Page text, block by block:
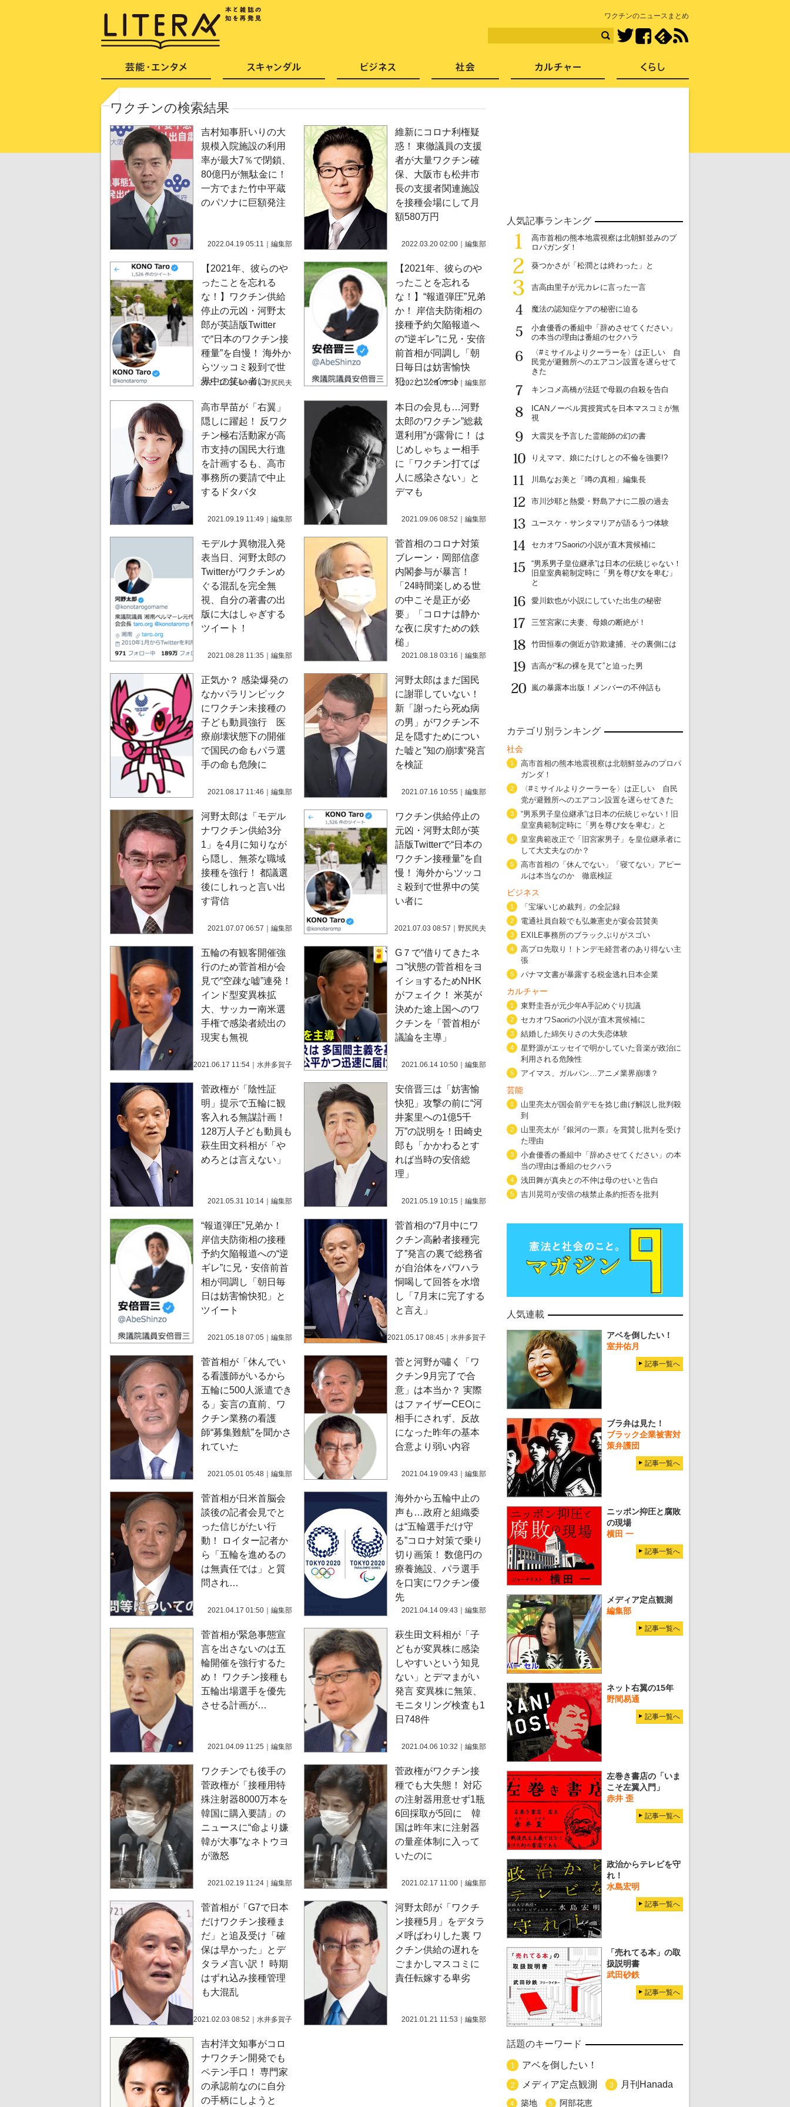
ワクチンのニュースまとめ
TwitterFacebook
ワクチンの検索結果
吉村知事肝いりの大
規模入院施設の利用
率が最大7％で閉鎖、
80億円が無駄金に！
一方でまた竹中平蔵
のパソナに巨額発注
2022.04.19 05:11 編集部
維新にコロナ利権疑
惑！ 東徹議員の支援
者が大量ワクチン確
保、大阪市も松井市
長の支援者関連施設
を接種会場にして月
額580万円
2022.03.20 02:00 編集部
【2021年、彼らのや
ったことを忘れる
な！】ワクチン供給
停止の元凶・河野太
郎が英語版Twitter
で“日本のワクチン接
種量”を自慢！ 海外か
らツッコミ殺到で世
界中の笑い者に
2021.12.31 06:00｜野尻民夫
【2021年、彼らのや
ったことを忘れる
な！】“報道弾圧”兄弟
か！ 岸信夫防衛相の
接種予約欠陥報道へ
の“逆ギレ”に兄・安倍
前首相が同調し「朝
日毎日は妨害愉快
犯」とツイート
2021.12.28 09:30｜ 編集部
高市早苗が「右翼」
隠しに躍起！ 反ワク
チン極右活動家が高
市支持の国民大行進
を計画するも、高市
事務所の要請で中止
するドタバタ
2021.09.19 11:49 編集部
本日の会見も…河野
太郎のワクチン”総裁
選利用”が露骨に！ は
じめしゃちょー相手
に「ワクチン打てば
人に感染さない」と
デマも
2021.09.06 08:52 編集部
モデルナ異物混入発
表当日、河野太郎の
Twitterがワクチンめ
ぐる混乱を完全無
視、自分の著書の出
版に大はしゃぎする
ツイート！
2021.08.28 11:35 編集部
菅首相のコロナ対策
ブレーン・岡部信彦
内閣参与が暴言！
「24時間楽しめる世
の中こそ是正が必
要」「コロナは静か
な夜に戻すための鉄
槌」
2021.08.18 03:16 編集部
正気か？ 感染爆発の
なかパラリンピック
にワクチン未接種の
子ども動員強行 医
療崩壊状態下の開催
で国民の命もパラ選
手の命も危険に
2021.08.17 11:46 編集部
河野太郎はまだ国民
に謝罪していない！
新「謝ったら死ぬ病
の男」がワクチン不
足を隠すためについ
た嘘と”知の崩壊“発言
を検証
2021.07.16 10:55 編集部
河野太郎は「モデル
ナワクチン供給3分
1」を4月に知りなが
ら隠し、無茶な職域
接種を強行！ 都議選
後にしれっと言い出
す背信
2021.07.07 06:57 編集部
ワクチン供給停止の
元凶・河野太郎が英
語版Twitterで“日本の
ワクチン接種量”を自
慢！ 海外からツッコ
ミ殺到で世界中の笑
い者に
2021.07.03 08:57 野尻民夫
五輪の有観客開催強
行のため菅首相が会
見で“空疎な嘘”連発！
インド型変異株拡
大、サッカー南米選
手権で感染者続出の
現実も無視
2021.06.17 11:54 水井多賀子
G７で“借りてきたネ
コ”状態の菅首相をヨ
イショするためNHK
がフェイク！ 米英が
決めた途上国へのワ
クチンを「菅首相が
議論を主導」
2021.06.14 10:50 編集部
菅政権が「陰性証
明」提示で五輪に観
客入れる無謀計画！
128万人子ども動員も
萩生田文科相が「や
めろとは言えない」
2021.05.31 10:14 編集部
安倍晋三は「妨害愉
快犯」攻撃の前に“河
井案里への1億5千
万”の説明を！田崎史
郎も「かかわるとす
れば当時の安倍総
理」
2021.05.19 10:15 編集部
“報道弾圧”兄弟か！
岸信夫防衛相の接種
予約欠陥報道への“逆
ギレ”に兄・安倍前首
相が同調し「朝日毎
日は妨害愉快犯」と
ツイート
2021.05.18 07:05 編集部
菅首相の“7月中にワ
クチン高齢者接種完
了”発言の裏で総務省
が自治体をパワハラ
恫喝して回答を水増
し「7月末に完了する
と言え」
2021.05.17 08:45 水井多賀子
菅首相が「休んでい
る看護師がいるから
五輪に500人派遣でき
る」妄言の直前、ワ
クチン業務の看護
師“募集難航”を聞かさ
れていた
2021.05.01 05:48 編集部
菅と河野が嘯く「ワ
クチン9月完了で合
意」は本当か？ 実際
はファイザーCEOに
相手にされず、反故
になった昨年の基本
合意より弱い内容
2021.04.19 09:43 編集部
菅首相が日米首脳会
談後の記者会見でと
った信じがたい行
動！ ロイター記者か
ら「五輪を進めるの
は無責任では」と質
問され…
2021.04.17 01:50 編集部
海外から五輪中止の
声も…政府と組織委
は“五輪選手だけ守
る”コロナ対策で乗り
切り画策！ 数億円の
療養施設、パラ選手
を口実にワクチン優
先
2021.04.14 09:43 編集部
菅首相が緊急事態宣
言を出さないのは五
輪開催を強行するた
め！ ワクチン接種も
五輪出場選手を優先
させる計画が…
2021.04.09 11:25 編集部
萩生田文科相が「子
どもが変異株に感染
しやすいという知見
ない」とデマまがい
発言 変異株に無策、
モニタリング検査も1
日748件
2021.04.06 10:32 編集部
ワクチンでも後手の
菅政権が「接種用特
殊注射器8000万本を
韓国に購入要請」の
ニュースに“命より嫌
韓が大事”なネトウヨ
が激怒
2021.02.19 11:24 編集部
菅政権がワクチン接
種でも大失態！ 対応
の注射器用意せず1瓶
6回採取が5回に 韓
国は昨年末に注射器
の量産体制に入って
いたのに
2021.02.17 11:00 編集部
菅首相が「G7で日本
だけワクチン接種ま
だ」と追及受け「確
保は早かった」とデ
タラメ言い訳！ 時期
はずれ込み接種管理
も大混乱
2021.02.03 08:52 水井多賀子
河野太郎が「ワクチ
ン接種5月」をデタラ
メ呼ばわりした裏 ワ
クチン供給の遅れを
ごまかしマスコミに
責任転嫁する卑劣
2021.01.21 11:53 編集部
吉村洋文知事がコロ
ナワクチン開発でも
ペテン手口！ 専門家
の承認前なのに自分
の手柄にしようと
人気記事ランキング
1
高市首相の熊本地震視察は北朝鮮並みのプ
ロパガンダ！
2
葵つかさが「松潤とは終わった」と
3
吉高由里子が元カレに言った一言
4
魔法の認知症ケアの秘密に迫る
5
小倉優香の番組中「辞めさせてください」
の本当の理由は番組のセクハラ
6
〈#ミサイルよりクーラーを〉は正しい 自
民党が避難所へのエアコン設置を遅らせて
きた
7
キンコメ高橋が法廷で母親の自殺を告白
8
ICANノーベル賞授賞式を日本マスコミが無
視
9
大震災を予言した霊能師の幻の書
10
りえママ、娘にたけしとの不倫を強要!?
11
川島なお美と「噂の真相」編集長
12
市川沙耶と熱愛・野島アナに二股の過去
13
ユースケ・サンタマリアが語るうつ体験
14
セカオワSaoriの小説が直木賞候補に
15
“男系男子皇位継承”は日本の伝統じゃない！
旧皇室典範制定時に「男を尊び女を卑む」
と
16
愛川欽也が小説にしていた出生の秘密
17
三笠宮家に夫妻、母娘の断絶が！
18
竹田恒泰の側近が詐欺逮捕、その裏側には
19
吉高が“私の裸を見て”と迫った男
20
嵐の暴露本出版！メンバーの不仲話も
カテゴリ別ランキング
社会
1
高市首相の熊本地震視察は北朝鮮並みのプロパ
ガンダ！
2
〈#ミサイルよりクーラーを〉は正しい 自民
党が避難所へのエアコン設置を遅らせてきた
3
“男系男子皇位継承”は日本の伝統じゃない！旧
皇室典範制定時に「男を尊び女を卑む」と
4
皇室典範改正で「旧宮家男子」を皇位継承者に
して大丈夫なのか？
5
高市首相の「休んでない」「寝てない」アピー
ルは本当なのか 徹底検証
ビジネス
1 「宝塚いじめ裁判」の全記録
2 電通社員自殺でも弘兼憲史が宴会芸賛美
3 EXILE事務所のブラックぶりがスゴい
4
高プロ先取り！トンデモ経営者のあり得ない主
張
5 パナマ文書が暴露する税金逃れ日本企業
カルチャー
1 東野圭吾が元少年A手記めぐり抗議
2 セカオワSaoriの小説が直木賞候補に
3 結婚した綿矢りさの大失恋体験
4
星野源がエッセイで明かしていた音楽が政治に
利用される危険性
5 アイマス、ガルパン…アニメ業界崩壊？
芸能
1
山里亮太が国会前デモを捻じ曲げ解説し批判殺
到
2
山里亮太が『銀河の一票』を賞賛し批判を受け
た理由
3
小倉優香の番組中「辞めさせてください」の本
当の理由は番組のセクハラ
4 浅田舞が真央との不仲は母のせいと告白
5 吉川晃司が安倍の核禁止条約拒否を批判
人気連載
アベを倒したい！
室井佑月
記事一覧へ
ブラ弁は見た！
ブラック企業被害対
策弁護団
記事一覧へ
ニッポン抑圧と腐敗
の現場
横田 一
記事一覧へ
メディア定点観測
編集部
記事一覧へ
ネット右翼の15年
野間易通
記事一覧へ
左巻き書店の「いま
こそ左翼入門」
赤井 歪
記事一覧へ
政治からテレビを守
れ！
水島宏明
記事一覧へ
「売れてる本」の取
扱説明書
武田砂鉄
記事一覧へ
話題のキーワード
1 アベを倒したい！
2 メディア定点観測 3 月刊Hanada
4 築地 5 阿部花恵
芸能・エンタメ スキャンダル 社会